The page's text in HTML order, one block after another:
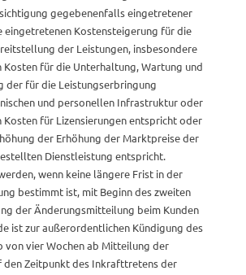
gegebenenfalls eingetretener
eingetretenen Kostensteigerung für die
der Leistungen, insbesondere
für die Unterhaltung, Wartung und
der für die Leistungserbringung
und personellen Infrastruktur oder
für Lizensierungen entspricht oder
der Erhöhung der Marktpreise der
Dienstleistung entspricht.
wenn keine längere Frist in der
bestimmt ist, mit Beginn des zweiten
der Änderungsmitteilung beim Kunden
ist zur außerordentlichen Kündigung des
von vier Wochen ab Mitteilung der
den Zeitpunkt des Inkrafttretens der